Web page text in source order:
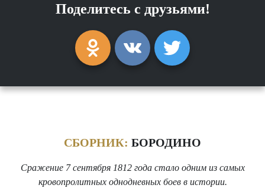
Поделитесь с друзьями!
СБОРНИК: БОРОДИНО
Сражение 7 сентября 1812 года стало одним из самых
кровопролитных однодневных боев в истории.